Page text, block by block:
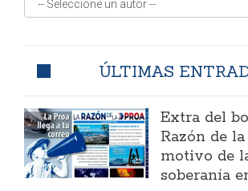
ÚLTIMAS
Extra del
Razón de
motivo de
soberanía